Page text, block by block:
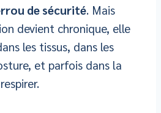
de sécurité. Mais
devient chronique, elle
les tissus, dans les
et parfois dans la